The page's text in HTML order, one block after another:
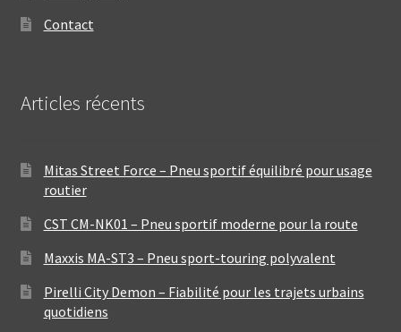
Contact
Articles récents
Mitas Street Force – Pneu sportif équilibré pour usage
routier
CST CM-NK01 – Pneu sportif moderne pour la route
Maxxis MA-ST3 – Pneu sport-touring polyvalent
Pirelli City Demon – Fiabilité pour les trajets urbains
quotidiens